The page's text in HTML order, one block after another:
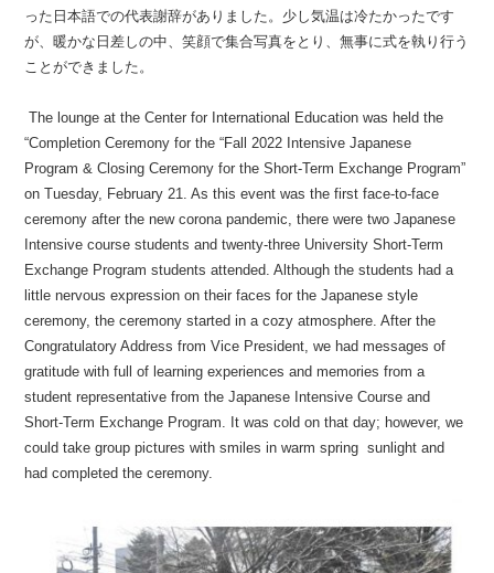
った日本語での代表謝辞がありました。少し気温は冷たかったです
が、暖かな日差しの中、笑顔で集合写真をとり、無事に式を執り行う
ことができました。
The lounge at the Center for International Education was held the
“Completion Ceremony for the “Fall 2022 Intensive Japanese
Program & Closing Ceremony for the Short-Term Exchange Program”
on Tuesday, February 21. As this event was the first face-to-face
ceremony after the new corona pandemic, there were two Japanese
Intensive course students and twenty-three University Short-Term
Exchange Program students attended. Although the students had a
little nervous expression on their faces for the Japanese style
ceremony, the ceremony started in a cozy atmosphere. After the
Congratulatory Address from Vice President, we had messages of
gratitude with full of learning experiences and memories from a
student representative from the Japanese Intensive Course and
Short-Term Exchange Program. It was cold on that day; however, we
could take group pictures with smiles in warm spring sunlight and
had completed the ceremony.